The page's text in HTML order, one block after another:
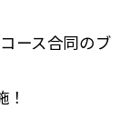
ース合同のブ